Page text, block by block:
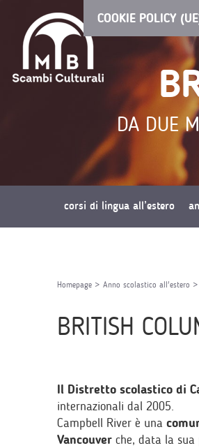
COOKIE POLICY
DA DUE
corsi di lingua all’estero
Homepage > Anno scolastico all'estero >
BRITISH
Il Distretto scolastico di
internazionali dal 2005.
Campbell River è una
Vancouver che, data la